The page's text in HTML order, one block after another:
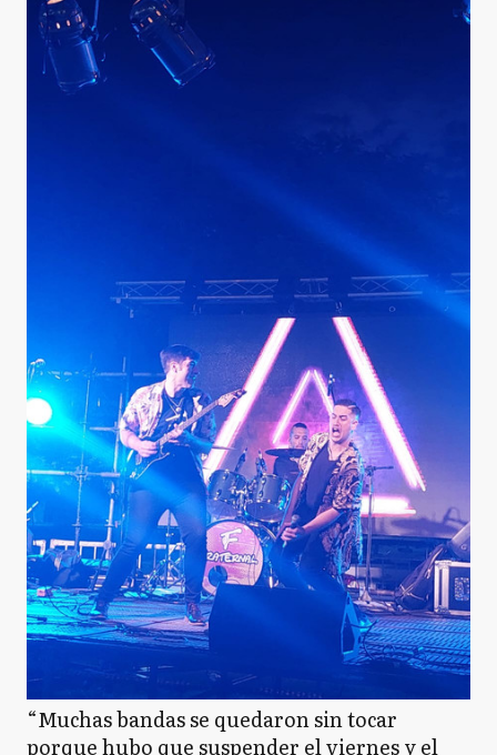
“Muchas bandas se quedaron sin tocar
porque hubo que suspender el viernes y el